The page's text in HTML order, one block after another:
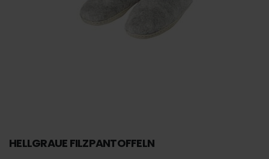
HELLGRAUE FILZPANTOFFELN